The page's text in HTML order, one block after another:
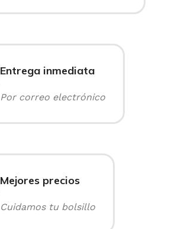
Entrega inmediata
Por correo electrónico
Mejores precios
Cuidamos tu bolsillo